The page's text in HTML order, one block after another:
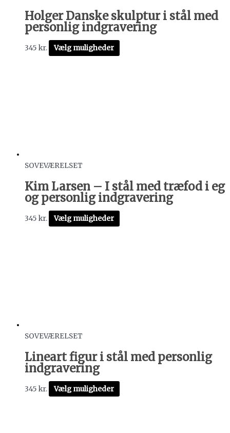
Holger Danske skulptur i stål med
personlig indgravering
345 kr. Vælg muligheder
SOVEVÆRELSET
Kim Larsen – I stål med træfod i eg
og personlig indgravering
345 kr. Vælg muligheder
SOVEVÆRELSET
Lineart figur i stål med personlig
indgravering
345 kr. Vælg muligheder